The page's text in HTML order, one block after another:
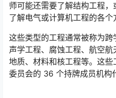
师可能还需要了解结构工程
了解电气或计算机工程的各个
这些类型的工程通常被称为跨
声学工程、腐蚀工程、航空航
地质、材料和核工程等。这
委员会的 36 个持牌成员机构